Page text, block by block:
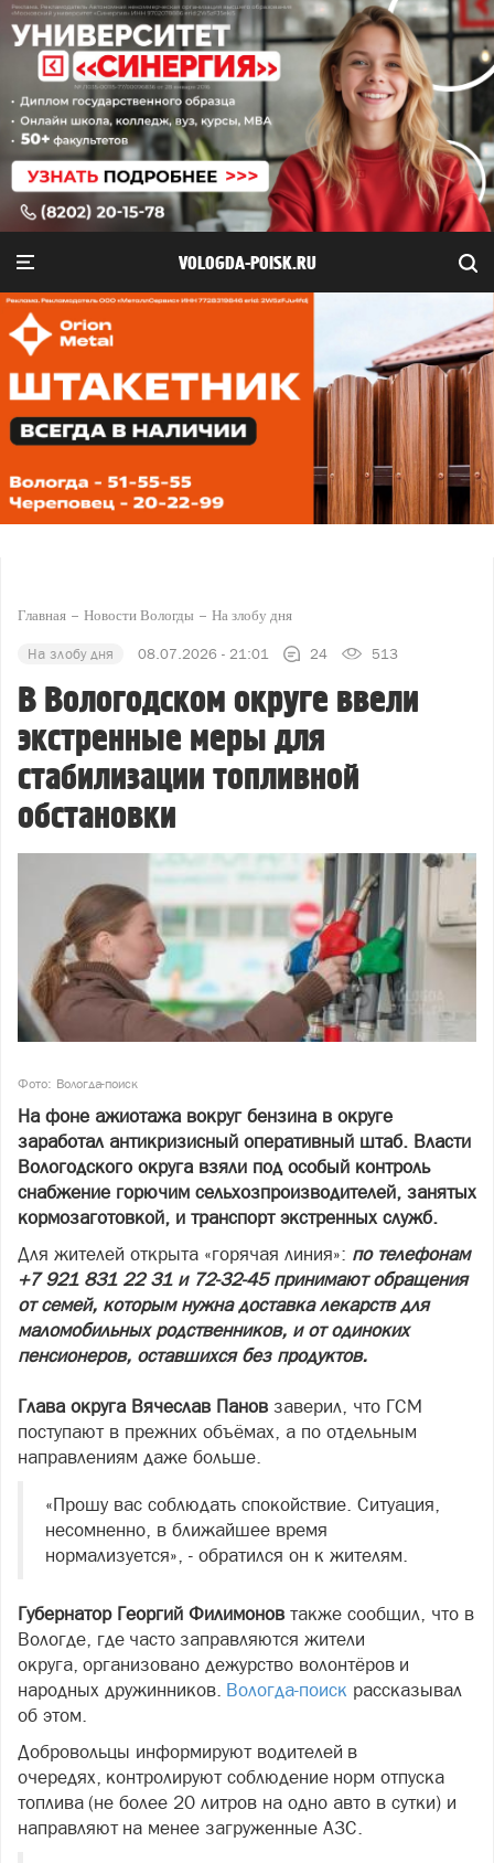
VOLOGDA-POISK.RU
Главная Новости Вологды На злобу дня
На злобу дня 08.07.2026 - 21:01 24 513
В Вологодском округе ввели
экстренные меры для
стабилизации топливной
обстановки
Фото: Вологда-поиск
На фоне ажиотажа вокруг бензина в округе
заработал антикризисный оперативный штаб. Власти
Вологодского округа взяли под особый контроль
снабжение горючим сельхозпроизводителей, занятых
кормозаготовкой, и транспорт экстренных служб.
Для жителей открыта «горячая линия»: по телефонам
+7 921 831 22 31 и 72-32-45 принимают обращения
от семей, которым нужна доставка лекарств для
маломобильных родственников, и от одиноких
пенсионеров, оставшихся без продуктов.
Глава округа Вячеслав Панов заверил, что ГСМ
поступают в прежних объёмах, а по отдельным
направлениям даже больше.
«Прошу вас соблюдать спокойствие. Ситуация,
несомненно, в ближайшее время
нормализуется», - обратился он к жителям.
Губернатор Георгий Филимонов также сообщил, что в
Вологде, где часто заправляются жители
округа, организовано дежурство волонтёров и
народных дружинников. Вологда-поиск рассказывал
об этом.
Добровольцы информируют водителей в
очередях, контролируют соблюдение норм отпуска
топлива (не более 20 литров на одно авто в сутки) и
направляют на менее загруженные АЗС.